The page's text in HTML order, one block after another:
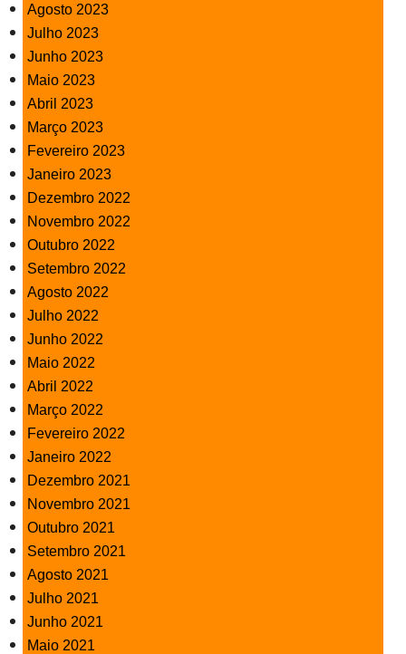
Agosto 2023
Julho 2023
Junho 2023
Maio 2023
Abril 2023
Março 2023
Fevereiro 2023
Janeiro 2023
Dezembro 2022
Novembro 2022
Outubro 2022
Setembro 2022
Agosto 2022
Julho 2022
Junho 2022
Maio 2022
Abril 2022
Março 2022
Fevereiro 2022
Janeiro 2022
Dezembro 2021
Novembro 2021
Outubro 2021
Setembro 2021
Agosto 2021
Julho 2021
Junho 2021
Maio 2021